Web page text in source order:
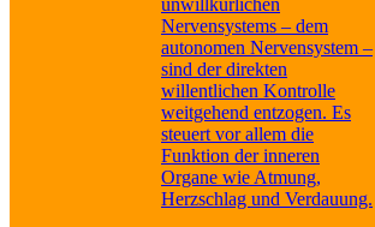
Nervensystems – dem
autonomen Nervensystem –
sind der direkten
willentlichen Kontrolle
weitgehend entzogen. Es
steuert vor allem die
Funktion der inneren
Organe wie Atmung,
Herzschlag und Verdauung.